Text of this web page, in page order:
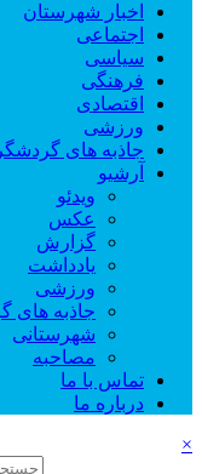
اخبار شهرستان
اجتماعی
سیاسی
فرهنگی
اقتصادی
ورزشی
جاذبه های
آرشیو
ویدئو
عکس
گزارش
یادداشت
ورزشی
جاذبه
شهرستانی
مصاحبه
تماس با ما
درباره ما
×